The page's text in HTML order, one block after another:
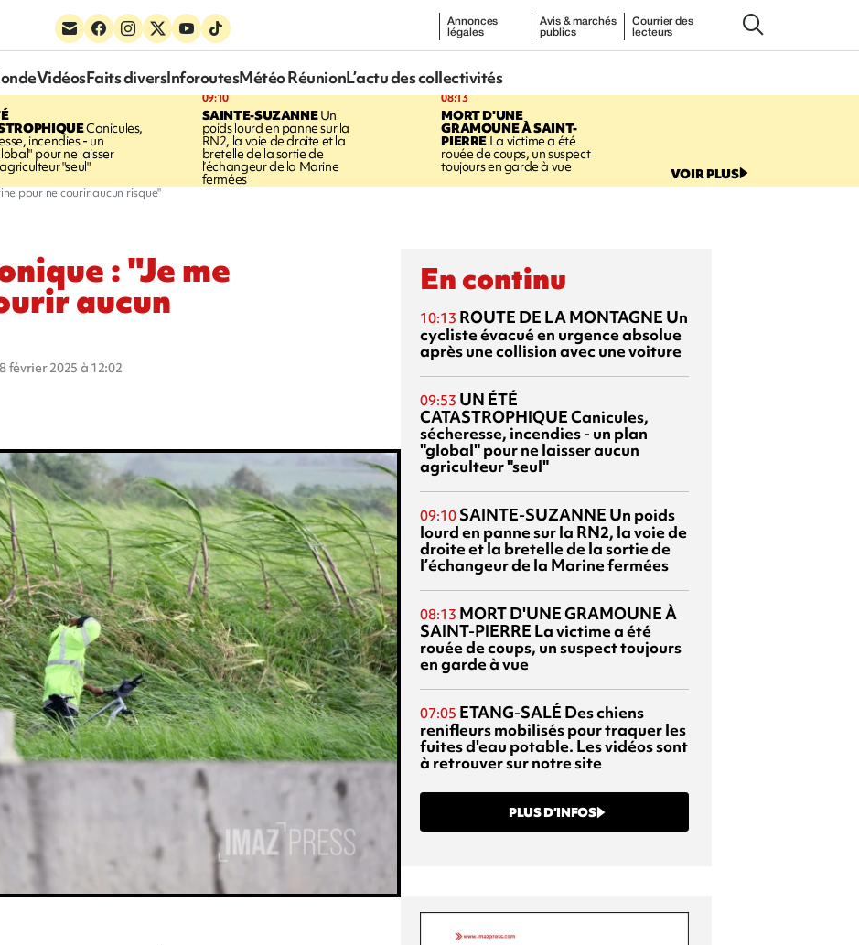
Annonces
légales
Avis & marchés
publics
Courrier des
lecteurs
VidéosFaits diversInforoutesMétéo RéunionL’actu des collectivités
Canicules,
incendies - un
pour ne laisser
"seul"
09:10
SAINTE-SUZANNEUn
poids lourd en panne sur la
RN2, la voie de droite et la
bretelle de la sortie de
l’échangeur de la Marine
fermées
08:13
MORT D'UNE
GRAMOUNE À SAINT-
PIERRE La victime a été
rouée de coups, un suspect
toujours en garde à vue VOIR PLUS
pour ne courir aucun risque"
: "Je me
aucun
février 2025 à 12:02
En continu
10:13 ROUTE DE LA MONTAGNE Un
cycliste évacué en urgence absolue
après une collision avec une voiture
09:53 UN ÉTÉ
CATASTROPHIQUECanicules,
sécheresse, incendies - un plan
"global" pour ne laisser aucun
agriculteur "seul"
09:10 SAINTE-SUZANNE Un poids
lourd en panne sur la RN2, la voie de
droite et la bretelle de la sortie de
l’échangeur de la Marine fermées
08:13 MORT D'UNE GRAMOUNE À
SAINT-PIERRE La victime a été
rouée de coups, un suspect toujours
en garde à vue
07:05 ETANG-SALÉ Des chiens
renifleurs mobilisés pour traquer les
fuites d'eau potable. Les vidéos sont
à retrouver sur notre site
PLUS D’INFOS